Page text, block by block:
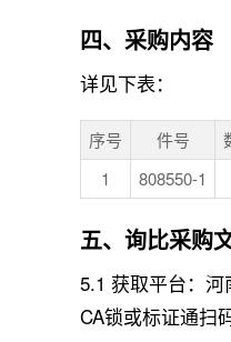
四、采购内容
详见下表：
序号 件号
1
808550-1
五、询比采购
5.1 获取平台：
CA锁或标证通扫